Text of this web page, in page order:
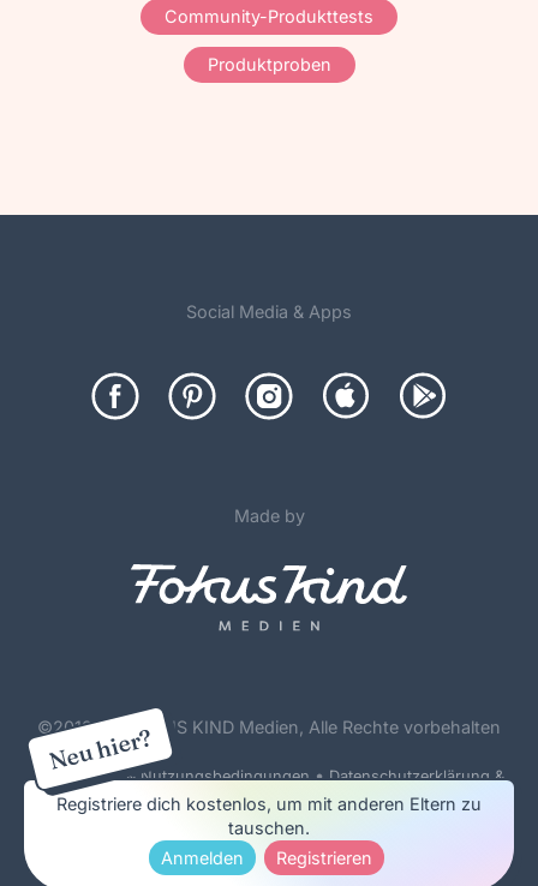
Neu hier?
Registriere dich kostenlos, um mit anderen Eltern zu
tauschen.
Anmelden
Registrieren
Community-Produkttests
Produktproben
Social Media & Apps
Made by
©2012-26 FOKUS KIND Medien, Alle Rechte vorbehalten
Forenregeln & Nutzungsbedingungen •Datenschutzerklärung &
Cookie Policy
Impressum & Werbung